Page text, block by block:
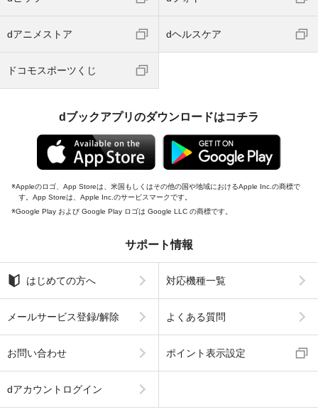
dアニメストア dヘルスケア
ドコモスポーツくじ
dブックアプリのダウンロードはコチラ
Appleのロゴ、App Storeは、米国もしくはその他の国や地域におけるApple Inc.の商標で
す。App Storeは、Apple Inc.のサービスマークです。
Google Play および Google Play ロゴは Google LLC の商標です。
サポート情報
はじめての方へ 対応機種一覧
メールサービス登録/解除 よくある質問
お問い合わせ ポイント表示設定
dアカウントログイン